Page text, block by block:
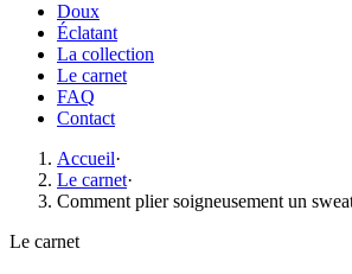
Doux
Éclatant
La collection
Le carnet
FAQ
Contact
Accueil·
Le carnet·
Comment plier soigneusement un
Le carnet